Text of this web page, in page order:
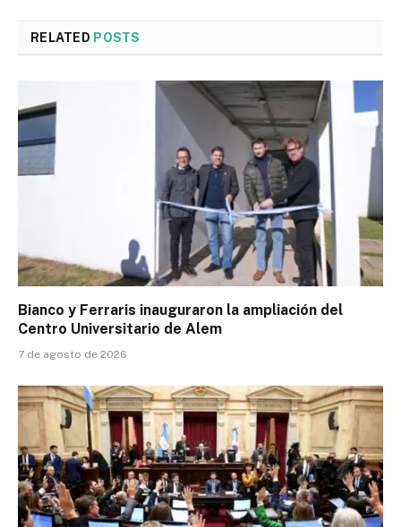
RELATED POSTS
Bianco y Ferraris inauguraron la ampliación del
Centro Universitario de Alem
7 de agosto de 2026